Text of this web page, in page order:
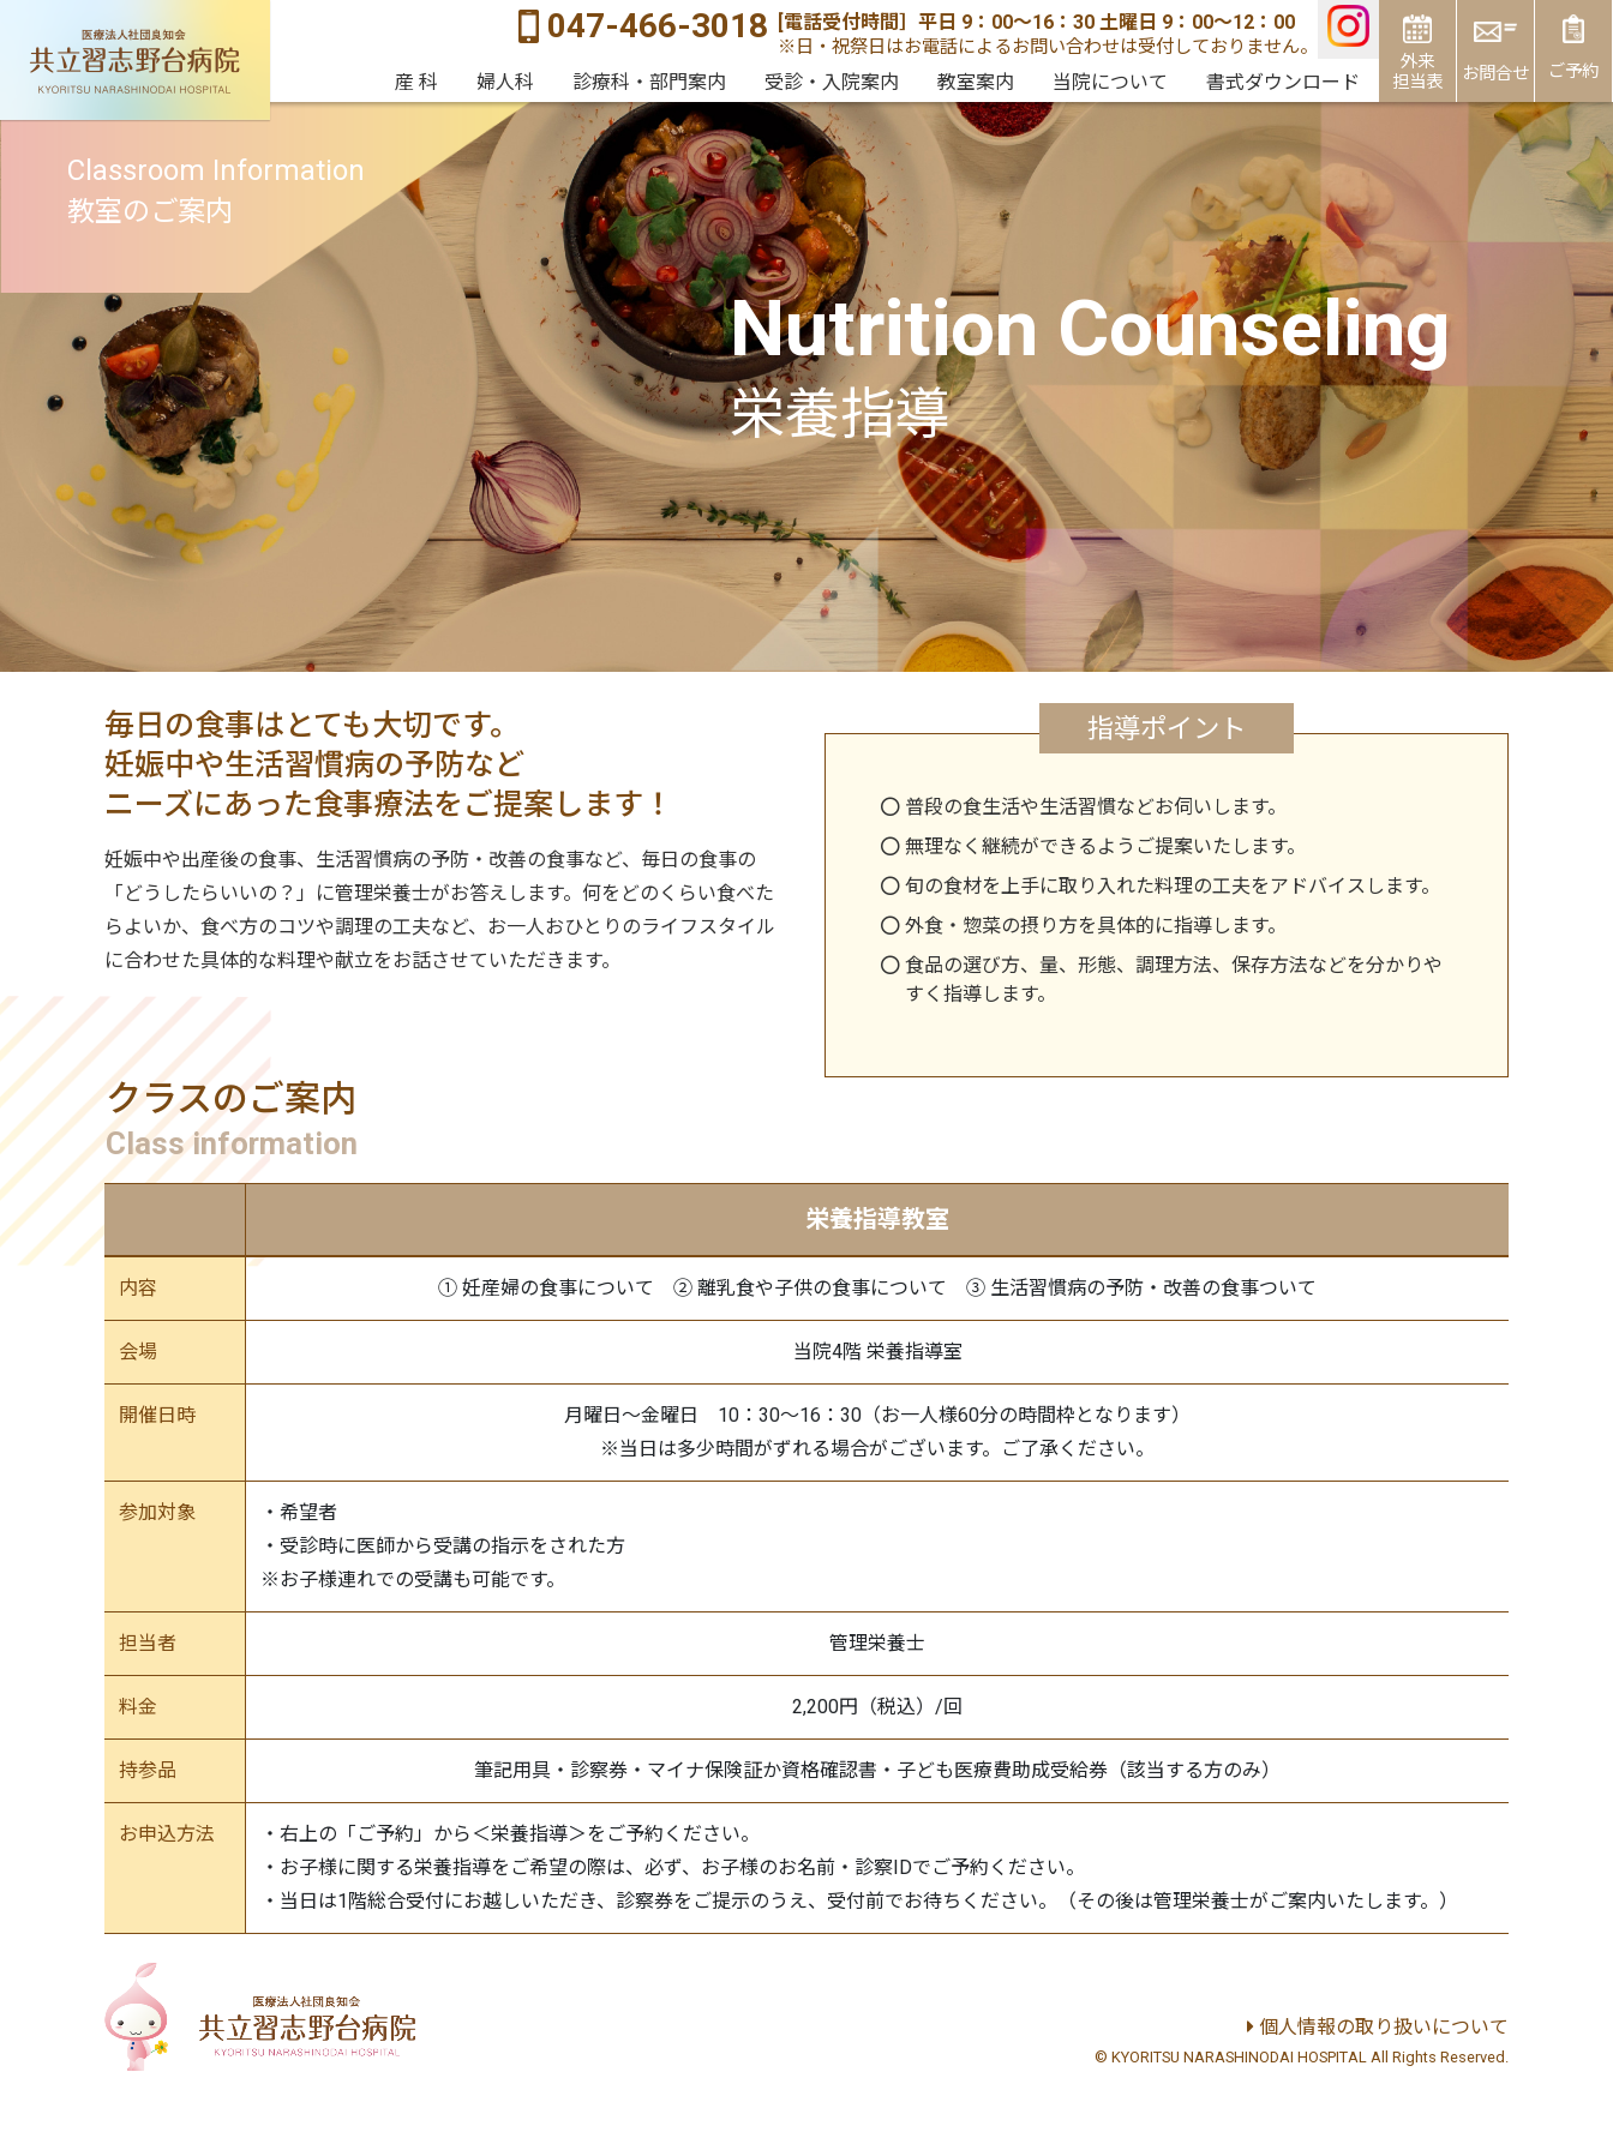
047-466-3018 [電話受付時間］平日 9：00〜16：30 土曜日 9：00〜12：00
※日・祝祭日はお電話によるお問い合わせは受付しておりません。
産 科
産科
Obstetrics
産科について
About obstetrics
各種分娩
Various deliveries
産後健診
Postpartum medical
examination
母乳外来
Breast milk outpatient
産後ケア
Postnatal care
婦人科
婦人科
Gynecology
婦人科について
About gynecology
子宮がん検診
Uterine cancer
screening
更年期障害
Menopause
プラセンタ注射
Placenta Cosmetic Injections
低用量ピル
About low-dose pills
子宮頸がん
ワクチン
Cervical cancer
vaccine
漢方医学
Kampo medicine
診療科・部門案内
診療科・部門
Department
Obstetrics
婦人科
Gynecology
小児科
Pediatrics
内科
Internal medicine
Medical checkup
栄養科
Nutrition
予防接種
About immunization
受診・入院案内
受診・入院案内
Consultation /
hospitalization
受診の流れ
Flow of
Consultation
ご入院・退院
について
Hospitalization /
Discharge
各種制度に
ついて
About Medical
systems
ご面会について
About visitation
フロアマップ
Floor map
教室案内
教室案内
Classroom Information
無痛分娩クラス パパママクラス 栄養指導 離乳食・幼児食教室 マタニティストレッチ
ママボディメイク ストレッチーズ リラクゼーション
当院について
当院について
Hospital Guide
病院情報
Hospital Guide
交通アクセス
Traffic Access
フロアマップ
Floor map
お知らせ
Information
よくある質問
Q&A
書式ダウンロード
外来
担当表
お問合せ ご予約
Classroom Information
教室のご案内
Nutrition Counseling
栄養指導
毎日の食事はとても大切です。
妊娠中や生活習慣病の予防など
ニーズにあった食事療法をご提案します！
妊娠中や出産後の食事、生活習慣病の予防・改善の食事など、毎日の食事の
「どうしたらいいの？」に管理栄養士がお答えします。何をどのくらい食べた
らよいか、食べ方のコツや調理の工夫など、お一人おひとりのライフスタイル
に合わせた具体的な料理や献立をお話させていただきます。
指導ポイント
普段の食生活や生活習慣などお伺いします。
無理なく継続ができるようご提案いたします。
旬の食材を上手に取り入れた料理の工夫をアドバイスします。
外食・惣菜の摂り方を具体的に指導します。
食品の選び方、量、形態、調理方法、保存方法などを分かりや
すく指導します。
クラスのご案内
Class information
栄養指導教室
内容 ① 妊産婦の食事について ② 離乳食や子供の食事について ③ 生活習慣病の予防・改善の食事ついて
会場 当院4階 栄養指導室
開催日時
月曜日～金曜日 10：30～16：30（お一人様60分の時間枠となります）
※当日は多少時間がずれる場合がございます。ご了承ください。
参加対象
・希望者
・受診時に医師から受講の指示をされた方
※お子様連れでの受講も可能です。
担当者 管理栄養士
料金 2,200円（税込）/回
持参品 筆記用具・診察券・マイナ保険証か資格確認書・子ども医療費助成受給券（該当する方のみ）
お申込方法
・右上の「ご予約」から＜栄養指導＞をご予約ください。
・お子様に関する栄養指導をご希望の際は、必ず、お子様のお名前・診察IDでご予約ください。
・当日は1階総合受付にお越しいただき、診察券をご提示のうえ、受付前でお待ちください。（その後は管理栄養士がご案内いたします。）
個人情報の取り扱いについて
© KYORITSU NARASHINODAI HOSPITAL All Rights Reserved.